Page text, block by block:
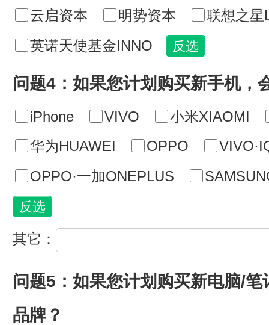
云启资本
明势资本
联想之星
英诺天使基金INNO
问题4：如果您计划购买新手机，
iPhone VIVO
小米XIAOMI
华为HUAWEI
OPPO
OPPO·一加ONEPLUS
其它：
问题5：如果您计划购买新电脑/
品牌？